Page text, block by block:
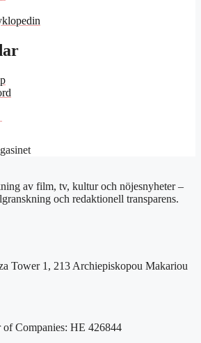
av film, tv, kultur och nöjesnyheter –
och redaktionell transparens.
Tower 1, 213 Archiepiskopou Makariou
of Companies: HE 426844